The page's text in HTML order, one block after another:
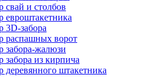
свай и столбов
евроштакетника
3D-забора
распашных ворот
забора-жалюзи
забора из кирпича
деревянного штакетника